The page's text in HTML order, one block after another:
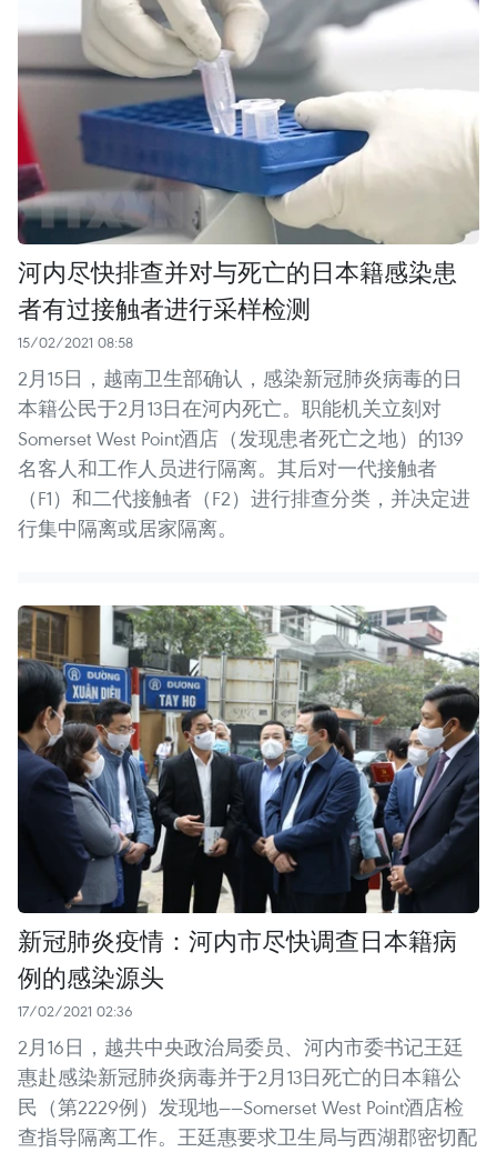
河内尽快排查并对与死亡的日本籍感染患
者有过接触者进行采样检测
15/02/2021 08:58
2月15日，越南卫生部确认，感染新冠肺炎病毒的日
本籍公民于2月13日在河内死亡。职能机关立刻对
Somerset West Point酒店（发现患者死亡之地）的139
名客人和工作人员进行隔离。其后对一代接触者
（F1）和二代接触者（F2）进行排查分类，并决定进
行集中隔离或居家隔离。
新冠肺炎疫情：河内市尽快调查日本籍病
例的感染源头
17/02/2021 02:36
2月16日，越共中央政治局委员、河内市委书记王廷
惠赴感染新冠肺炎病毒并于2月13日死亡的日本籍公
民（第2229例）发现地——Somerset West Point酒店检
查指导隔离工作。王廷惠要求卫生局与西湖郡密切配